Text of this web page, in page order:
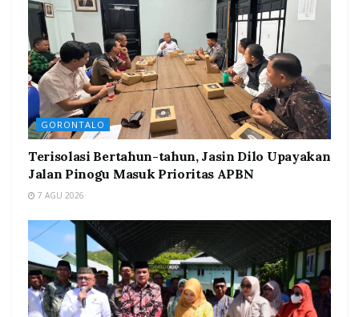
GORONTALO
Terisolasi Bertahun-tahun, Jasin Dilo Upayakan
Jalan Pinogu Masuk Prioritas APBN
7 AGU 2026